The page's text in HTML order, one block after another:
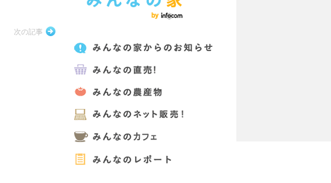
次の記事